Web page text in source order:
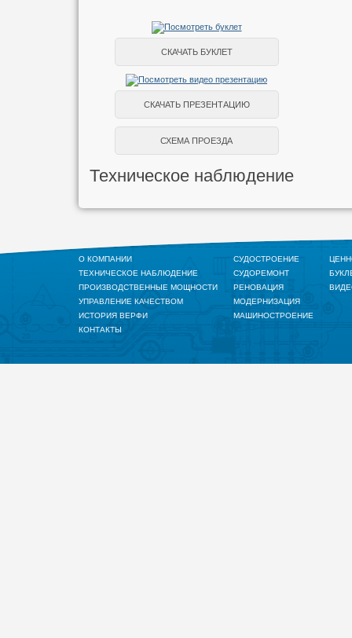
СКАЧАТЬ БУКЛЕТ
СКАЧАТЬ ПРЕЗЕНТАЦИЮ
СХЕМА ПРОЕЗДА
Техническое наблюдение
О КОМПАНИИ
ТЕХНИЧЕСКОЕ НАБЛЮДЕНИЕ
ПРОИЗВОДСТВЕННЫЕ МОЩНОСТИ
УПРАВЛЕНИЕ КАЧЕСТВОМ
ИСТОРИЯ ВЕРФИ
КОНТАКТЫ
СУДОСТРОЕНИЕ
СУДОРЕМОНТ
РЕНОВАЦИЯ
МОДЕРНИЗАЦИЯ
МАШИНОСТРОЕНИЕ